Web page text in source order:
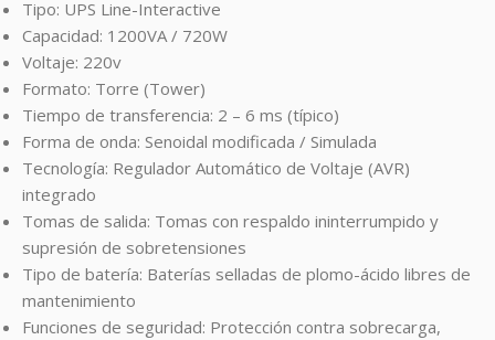
Tipo: UPS Line-Interactive
Capacidad: 1200VA / 720W
Voltaje: 220v
Formato: Torre (Tower)
Tiempo de transferencia: 2 – 6 ms (típico)
Forma de onda: Senoidal modificada / Simulada
Tecnología: Regulador Automático de Voltaje (AVR)
integrado
Tomas de salida: Tomas con respaldo ininterrumpido y
supresión de sobretensiones
Tipo de batería: Baterías selladas de plomo-ácido libres de
mantenimiento
Funciones de seguridad: Protección contra sobrecarga,